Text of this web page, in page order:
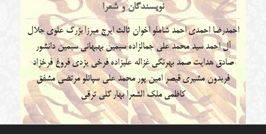
نویسندگان و شعرا
احمدرضا احمدیاحمد شاملو اخوان ثالث ایرج میرزابزرگ علوی جلال
آل احمدسید محمد علی جمالزادهسیمین بهبهانیسیمین دانشور
صادق هدایتصمد بهرنگی غزاله علیزادهفرخی یزدی فروغ فرخزاد
فریدون مشیری قیصر امین پور محمد علی سپانلومرتضی مشفق
کاظمی ملک الشعرا بهار گلی ترقی